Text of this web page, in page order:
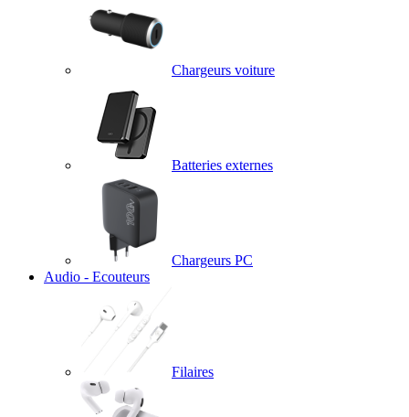
Chargeurs voiture
Batteries externes
Chargeurs PC
Audio - Ecouteurs
Filaires